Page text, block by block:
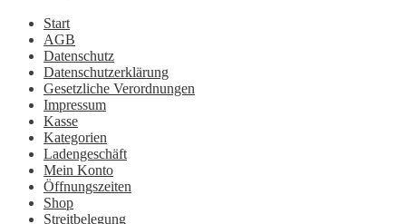
Start
AGB
Datenschutz
Datenschutzerklärung
Gesetzliche Verordnungen
Impressum
Kasse
Kategorien
Ladengeschäft
Mein Konto
Öffnungszeiten
Shop
Streitbelegung